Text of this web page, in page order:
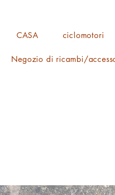
CASA ciclomotori
Negozio di ricambi/